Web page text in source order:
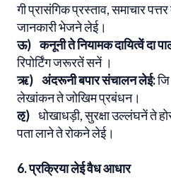
गी प्रासंगिक प्रस्ताव, समाचार
जानकारी भेजने लेई।
ऊ) कनूनी ते नियामक दायित्वें दा
रिपोर्टिंग जरूरतें सनें ।
ऋ) अंदरूनी बपार संचालन लेई:
लेखांकन ते जोखिम प्रबंधन।
ऌ) धोखाधड़ी, सुरक्षा उल्लंघनें ते
पता लाने ते रोकने लेई।
6. प्रक्रिया लेई वैध आधार